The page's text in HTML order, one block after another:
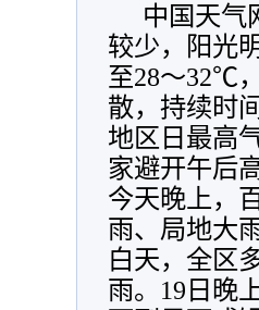
中国天气
较少，阳光
至28～32℃
散，持续时
地区日最高
家避开午后
今天晚上，
雨、局地大
白天，全区
雨。19日晚